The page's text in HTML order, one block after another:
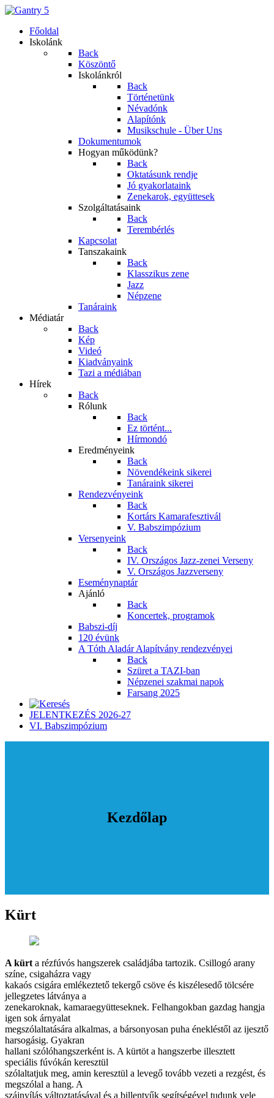
Főoldal
Iskolánk
Back
Köszöntő
Iskolánkról
Back
Történetünk
Névadónk
Alapítónk
Musikschule - Über Uns
Dokumentumok
Hogyan működünk?
Back
Oktatásunk rendje
Jó gyakorlataink
Zenekarok, együttesek
Szolgáltatásaink
Back
Terembérlés
Kapcsolat
Tanszakaink
Back
Klasszikus zene
Jazz
Népzene
Tanáraink
Médiatár
Back
Kép
Videó
Kiadványaink
Tazi a médiában
Hírek
Back
Rólunk
Back
Ez történt...
Hírmondó
Eredményeink
Back
Növendékeink sikerei
Tanáraink sikerei
Rendezvényeink
Back
Kortárs Kamarafesztivál
V. Babszimpózium
Versenyeink
Back
IV. Országos Jazz-zenei Verseny
V. Országos Jazzverseny
Eseménynaptár
Ajánló
Back
Koncertek, programok
Babszi-díj
120 évünk
A Tóth Aladár Alapítvány rendezvényei
Back
Szüret a TAZI-ban
Népzenei szakmai napok
Farsang 2025
JELENTKEZÉS 2026-27
VI. Babszimpózium
Kezdőlap
Kürt
A kürt a rézfúvós hangszerek családjába tartozik. Csillogó arany
színe, csigaházra vagy
kakaós csigára emlékeztető tekergő csöve és kiszélesedő tölcsére
jellegzetes látványa a
zenekaroknak, kamaraegyütteseknek. Felhangokban gazdag hangja
igen sok árnyalat
megszólaltatására alkalmas, a bársonyosan puha énekléstől az ijesztő
harsogásig. Gyakran
hallani szólóhangszerként is. A kürtöt a hangszerbe illesztett
speciális fúvókán keresztül
szólaltatjuk meg, amin keresztül a levegő tovább vezeti a rezgést, és
megszólal a hang. A
szájnyílás változtatásával és a billentyűk segítségével tudunk vele